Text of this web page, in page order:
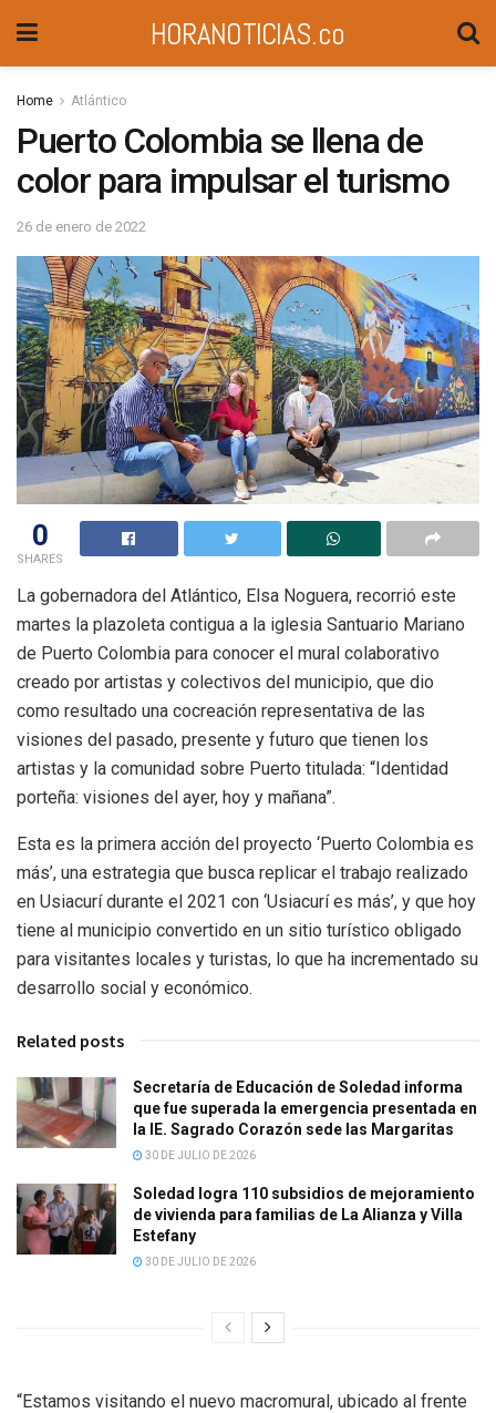
HORANOTICIAS.co
Home Atlántico
Puerto Colombia se llena de
color para impulsar el turismo
26 de enero de 2022
0
SHARES
La gobernadora del Atlántico, Elsa Noguera, recorrió este
martes la plazoleta contigua a la iglesia Santuario Mariano
de Puerto Colombia para conocer el mural colaborativo
creado por artistas y colectivos del municipio, que dio
como resultado una cocreación representativa de las
visiones del pasado, presente y futuro que tienen los
artistas y la comunidad sobre Puerto titulada: “Identidad
porteña: visiones del ayer, hoy y mañana”.
Esta es la primera acción del proyecto ‘Puerto Colombia es
más’, una estrategia que busca replicar el trabajo realizado
en Usiacurí durante el 2021 con ‘Usiacurí es más’, y que hoy
tiene al municipio convertido en un sitio turístico obligado
para visitantes locales y turistas, lo que ha incrementado su
desarrollo social y económico.
Related posts
Secretaría de Educación de Soledad informa
que fue superada la emergencia presentada en
la IE. Sagrado Corazón sede las Margaritas
30 DE JULIO DE 2026
Soledad logra 110 subsidios de mejoramiento
de vivienda para familias de La Alianza y Villa
Estefany
30 DE JULIO DE 2026
“Estamos visitando el nuevo macromural, ubicado al frente